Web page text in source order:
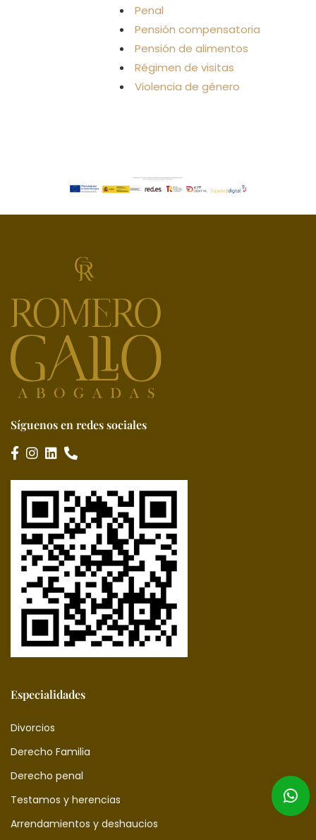
Penal
Pensión compensatoria
Pensión de alimentos
Régimen de visitas
Violencia de género
Síguenos en redes sociales
Especialidades
Divorcios
Derecho Familia
Derecho penal
Testamos y herencias
Arrendamientos y deshaucios